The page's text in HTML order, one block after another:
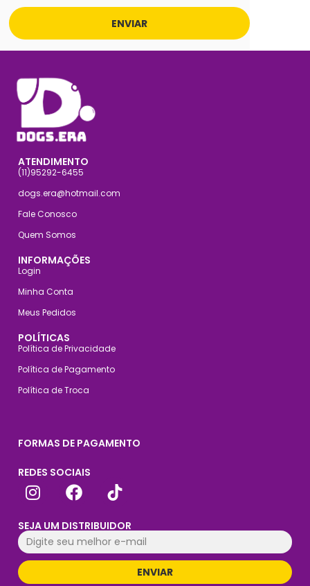
ENVIAR
ATENDIMENTO
(11)95292-6455
dogs.era@hotmail.com
Fale Conosco
Quem Somos
INFORMAÇÕES
Login
Minha Conta
Meus Pedidos
POLÍTICAS
Política de Privacidade
Política de Pagamento
Política de Troca
FORMAS DE PAGAMENTO
REDES SOCIAIS
SEJA UM DISTRIBUIDOR
ENVIAR